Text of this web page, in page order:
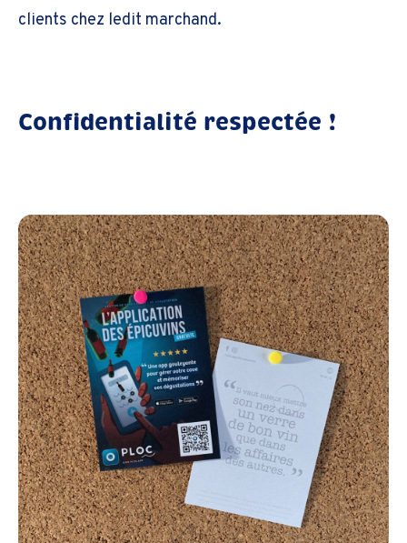
clients chez ledit marchand.
Confidentialité respectée !